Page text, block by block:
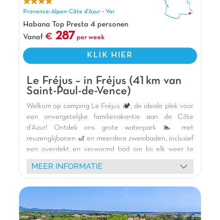
Provence-Alpen-Côte d'Azur - Var
Habana Top Presta 4 personen
Vanaf
287 per week
KLIK HIER
Le Fréjus – in Fréjus (41 km van
Saint-Paul-de-Vence)
Welkom op camping Le Fréjus 🏕️, de ideale plek voor
een onvergetelijke familievakantie aan de Côte
d'Azur! Ontdek ons grote waterpark 🏊 met
reuzenglijbanen 🎢 en meerdere zwembaden, inclusief
een overdekt en verwarmd bad om bij elk weer te
zwemmen. Kinderen zullen dol zijn op de ongelooflijke
themaspeeltuin en de pumptrack 🚲, terwijl oudere
onze comfortabele stacaravans met schaduwrijk
en ontmoetingen met onze mascottes. Verken de
MEER INFORMATIE